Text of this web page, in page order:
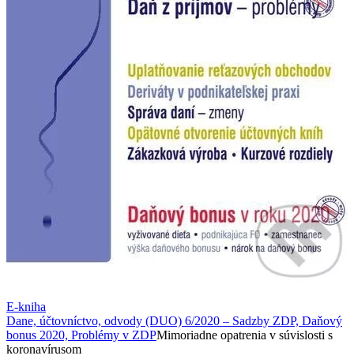
E-kniha
Dane, účtovníctvo, odvody (DUO) 6/2020 – Sadzby ZDP, Daňový
bonus 2020, Problémy v ZDPMimoriadne opatrenia v súvislosti s
koronavírusom